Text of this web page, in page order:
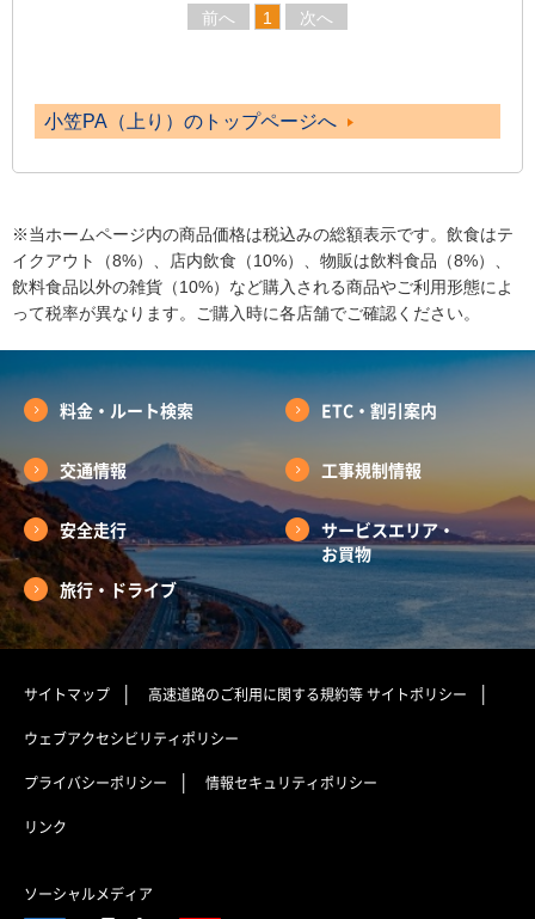
前へ 1 次へ
小笠PA（上り）のトップページへ
※当ホームページ内の商品価格は税込みの総額表示です。飲食はテ
イクアウト（8%）、店内飲食（10%）、物販は飲料食品（8%）、
飲料食品以外の雑貨（10%）など購入される商品やご利用形態によ
って税率が異なります。ご購入時に各店舗でご確認ください。
料金・ルート検索 ETC・割引案内
交通情報 工事規制情報
安全走行
サービスエリア・
お買物
旅行・ドライブ
サイトマップ 高速道路のご利用に関する規約等サイトポリシー
ウェブアクセシビリティポリシー
プライバシーポリシー 情報セキュリティポリシー
リンク
ソーシャルメディア